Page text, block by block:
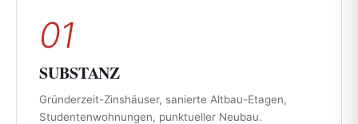
01
SUBSTANZ
Gründerzeit-Zinshäuser, sanierte Altbau-Etagen,
Studentenwohnungen, punktueller Neubau.